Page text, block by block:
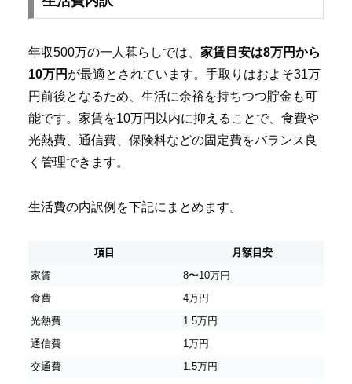
年収500万の一人暮らしでは、 家賃目安は8万円から
10万円 が最適とされています。手取りはおよそ31万
円前後となるため、生活に余裕を持ちつつ貯金も可
能です。家賃を10万円以内に抑えることで、食費や
光熱費、通信費、保険料などの固定費をバランス良
く管理できます。
生活費の内訳例を下記にまとめます。
項目
月額目安
家賃
8〜10万円
食費
4万円
光熱費
1.5万円
通信費
1万円
交通費
1.5万円